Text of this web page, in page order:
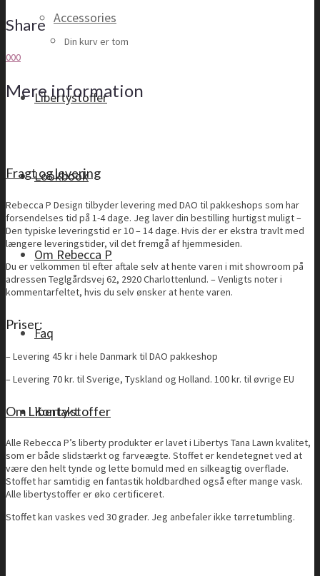
Accessories
Libertystoffer
Lookbook
Om Rebecca P
Faq
Kontakt
Din kurv er tom
Share
000
Mere information
Fragt og levering
Rebecca P Design tilbyder levering med DAO til pakkeshops som har
forsendelses tid på 1-4 dage. Jeg laver din bestilling hurtigst muligt –
Den typiske leveringstid er 10 – 14 dage. Hvis der er ekstra travlt med
længere leveringstider, vil det fremgå af hjemmesiden.
Du er velkommen til efter aftale selv at hente varen i mit showroom på
adressen Teglgårdsvej 62, 2920 Charlottenlund. – Venligts noter i
kommentarfeltet, hvis du selv ønsker at hente varen.
Priser:
– Levering 45 kr i hele Danmark til DAO pakkeshop
– Levering 70 kr. til Sverige, Tyskland og Holland. 100 kr. til øvrige EU
Om Liberty stoffer
Alle Rebecca P’s liberty produkter er lavet i Libertys Tana Lawn kvalitet,
som er både slidstærkt og farveægte. Stoffet er kendetegnet ved at
være den helt tynde og lette bomuld med en silkeagtig overflade.
Stoffet har samtidig en fantastik holdbardhed også efter mange vask.
Alle libertystoffer er øko certificeret.
Stoffet kan vaskes ved 30 grader. Jeg anbefaler ikke tørretumbling.